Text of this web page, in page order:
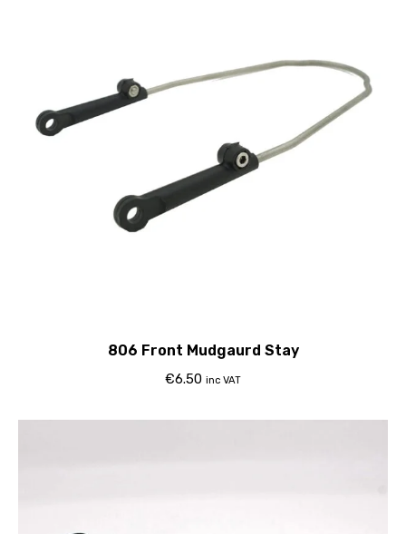
806 Front Mudgaurd Stay
€6.50 inc VAT